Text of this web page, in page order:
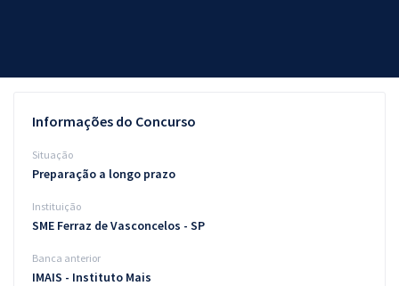
Questões grátis
Blog
Aprovados
Informações do Concurso
Situação
Preparação a longo prazo
Instituição
SME Ferraz de Vasconcelos - SP
Banca anterior
IMAIS - Instituto Mais